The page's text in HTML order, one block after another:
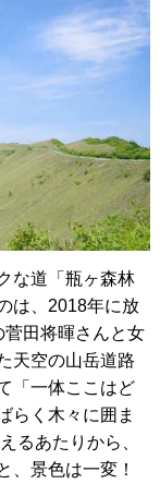
な道「瓶ヶ森林
は、2018年に放
田将暉さんと女
天空の山岳道路
「一体ここはど
らく木々に囲ま
るあたりから、
、景色は一変！